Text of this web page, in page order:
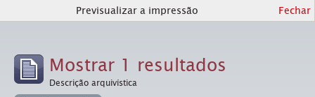
Previsualizar a impressão Fechar
Mostrar 1 resultados
Descrição arquivística